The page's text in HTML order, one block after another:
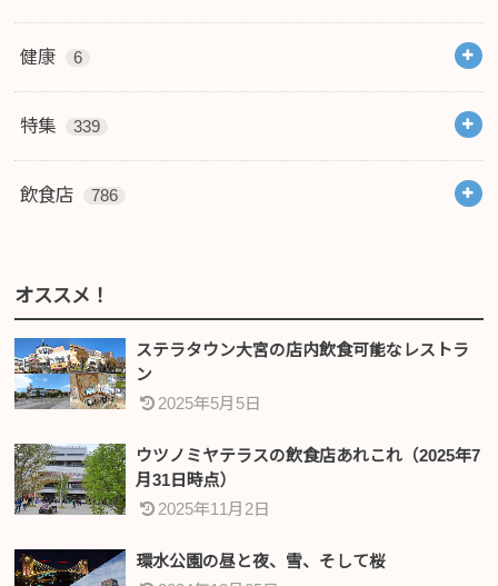
健康 6
特集 339
飲食店 786
オススメ！
ステラタウン大宮の店内飲食可能なレストラ
ン
2025年5月5日
ウツノミヤテラスの飲食店あれこれ（2025年7
月31日時点）
2025年11月2日
環水公園の昼と夜、雪、そして桜